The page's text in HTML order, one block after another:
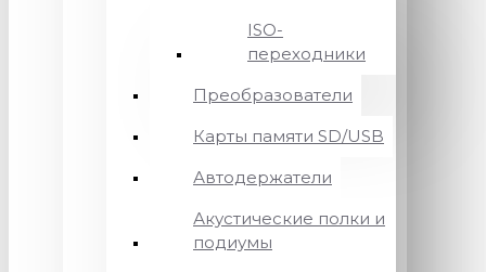
ISO-
переходники
Преобразователи
Карты памяти SD/USB
Автодержатели
Акустические полки и
подиумы